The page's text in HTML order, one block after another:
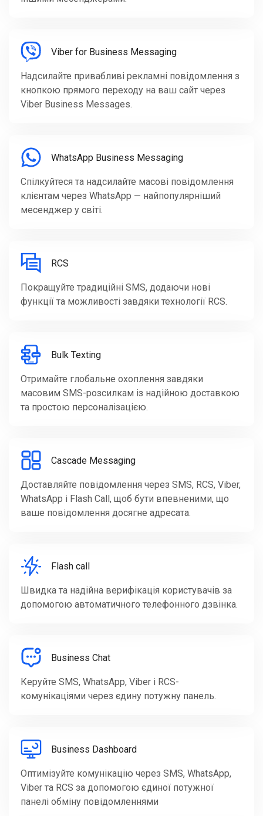
Viber for Business Messaging
Надсилайте привабливі рекламні повідомлення з
кнопкою прямого переходу на ваш сайт через
Viber Business Messages.
WhatsApp Business Messaging
Спілкуйтеся та надсилайте масові повідомлення
клієнтам через WhatsApp — найпопулярніший
месенджер у світі.
RCS
Покращуйте традиційні SMS, додаючи нові
функції та можливості завдяки технології RCS.
Bulk Texting
Отримайте глобальне охоплення завдяки
масовим SMS-розсилкам із надійною доставкою
та простою персоналізацією.
Cascade Messaging
Доставляйте повідомлення через SMS, RCS, Viber,
WhatsApp і Flash Call, щоб бути впевненими, що
ваше повідомлення досягне адресата.
Flash call
Швидка та надійна верифікація користувачів за
допомогою автоматичного телефонного дзвінка.
Business Chat
Керуйте SMS, WhatsApp, Viber і RCS-
комунікаціями через єдину потужну панель.
Business Dashboard
Оптимізуйте комунікацію через SMS, WhatsApp,
Viber та RCS за допомогою єдиної потужної
панелі обміну повідомленнями